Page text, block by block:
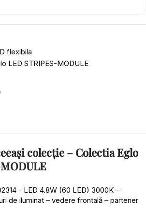
flexibila
LED STRIPES-MODULE
colecție – Colectia Eglo